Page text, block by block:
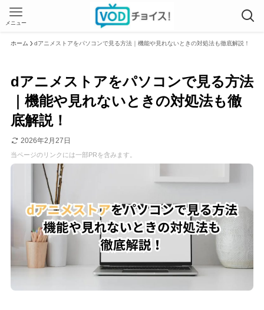
メニュー
ホーム dアニメストアをパソコンで見る方法｜機能や見れないときの対処法も徹底解説！
dアニメストアをパソコンで見る方法
｜機能や見れないときの対処法も徹
底解説！
2026年2月27日
当ページのリンクには一部PRを含みます。